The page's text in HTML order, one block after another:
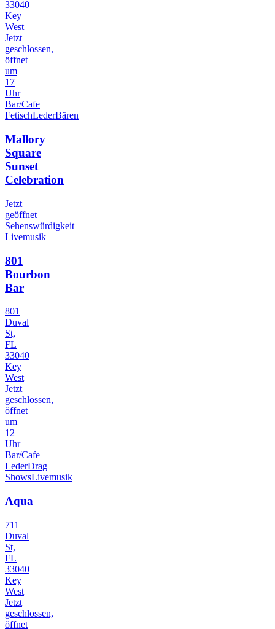
33040
Key
West
Jetzt
geschlossen,
öffnet
um
17
Uhr
Bar/Cafe
FetischLederBären
Mallory
Square
Sunset
Celebration
Jetzt
geöffnet
Sehenswürdigkeit
Livemusik
801
Bourbon
Bar
801
Duval
St,
FL
33040
Key
West
Jetzt
geschlossen,
öffnet
um
12
Uhr
Bar/Cafe
LederDrag
ShowsLivemusik
Aqua
711
Duval
St,
FL
33040
Key
West
Jetzt
geschlossen,
öffnet